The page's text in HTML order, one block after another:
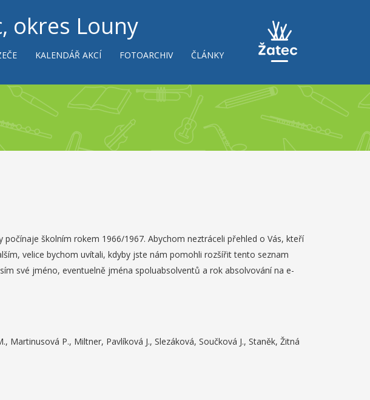
okres Louny
KALENDÁŘ AKCÍ FOTOARCHIV ČLÁNKY
školním rokem 1966/1967. Abychom neztráceli přehled o Vás, kteří
velice bychom uvítali, kdyby jste nám pomohli rozšířit tento seznam
své jméno, eventuelně jména spoluabsolventů a rok absolvování na e-
Martinusová P., Miltner, Pavlíková J., Slezáková, Součková J., Staněk, Žitná